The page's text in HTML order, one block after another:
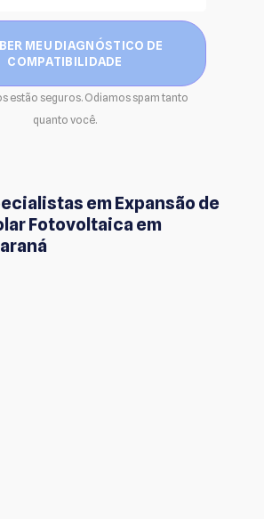
em Expansão de
Fotovoltaica em
MEU DIAGNÓSTICO DE
COMPATIBILIDADE
estão seguros. Odiamos spam tanto
quanto você.